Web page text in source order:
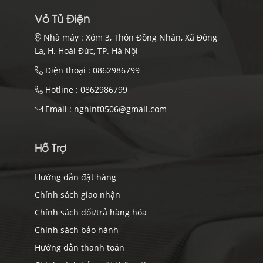
Vỏ Tủ Điện
Nhà máy : Xóm 3, Thôn Đồng Nhân, Xã Đông
La, H. Hoài Đức, TP. Hà Nội
Điện thoại : 0862986799
Hotline : 0862986799
Email : nghint0506@gmail.com
Hỗ Trợ
Hướng dẫn đặt hàng
Chính sách giao nhận
Chính sách đổi/trả hàng hóa
Chính sách bảo hành
Hướng dẫn thanh toán